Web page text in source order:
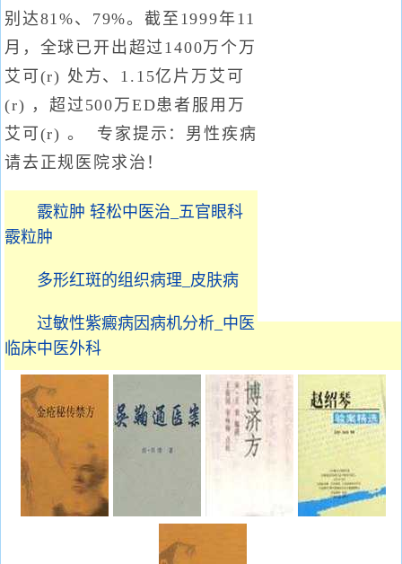
别达81%、79%。截至1999年11
月，全球已开出超过1400万个万
艾可(r) 处方、1.15亿片万艾可
(r) ，超过500万ED患者服用万
艾可(r) 。 专家提示：男性疾病
请去正规医院求治！
霰粒肿 轻松中医治_五官眼科
霰粒肿
多形红斑的组织病理_皮肤病
过敏性紫癜病因病机分析_中医
临床中医外科